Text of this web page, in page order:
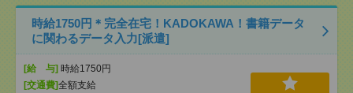
時給1750円＊完全在宅！KADOKAWA！書籍データ
に関わるデータ入力[派遣]
[給 与] 時給1750円
[交通費]全額支給